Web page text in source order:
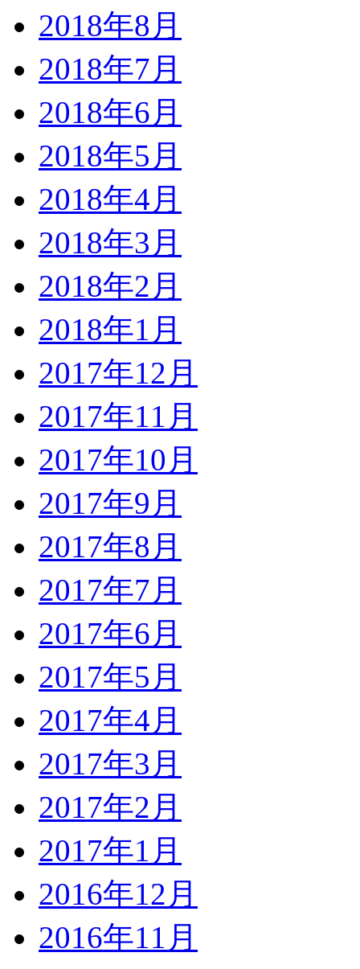
2018年8月
2018年7月
2018年6月
2018年5月
2018年4月
2018年3月
2018年2月
2018年1月
2017年12月
2017年11月
2017年10月
2017年9月
2017年8月
2017年7月
2017年6月
2017年5月
2017年4月
2017年3月
2017年2月
2017年1月
2016年12月
2016年11月